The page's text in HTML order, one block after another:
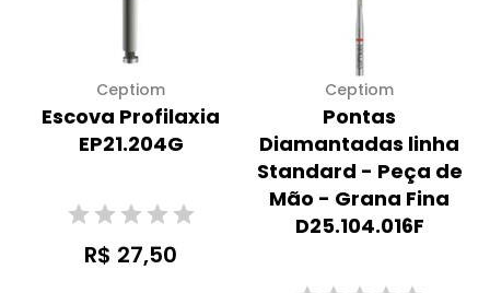
Ceptiom
Escova Profilaxia
EP21.204G
R$ 27,50
Ceptiom
Pontas
Diamantadas linha
Standard - Peça de
Mão - Grana Fina
D25.104.016F